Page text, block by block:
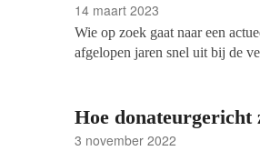
14 maart 2023
Wie op zoek gaat naar een
afgelopen jaren snel uit bij de
werkervaring in de
maatschappelijk verantwoorde
Hoe donateurgericht
3 november 2022